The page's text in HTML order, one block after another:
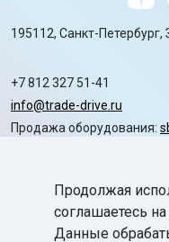
195112, Санкт-Петербург,
+7 812 327 51-41
info@trade-drive.ru
Продажа оборудования:
Автоматизацияchevron_right
Маркировка
Продолжая
соглашаетесь
Данные